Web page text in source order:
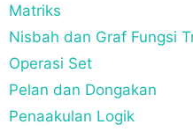
Matriks
Nisbah dan Graf Fungsi
Operasi Set
Pelan dan Dongakan
Penaakulan Logik